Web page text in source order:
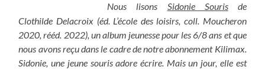
Nous lisons Sidonie Sourisde
Clothilde Delacroix (éd. L’école des loisirs, coll. Moucheron
2020, rééd. 2022), un album jeunesse pour les 6/8 ans et que
nous avons reçu dans le cadre de notre abonnement Kilimax.
Sidonie, une jeune souris adore écrire. Mais un jour, elle est